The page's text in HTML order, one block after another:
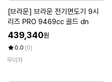
[브라운] 브라운 전기면도기 9시
리즈 PRO 9469cc 골드 dn
439,340원
0.0 (0)
무이자